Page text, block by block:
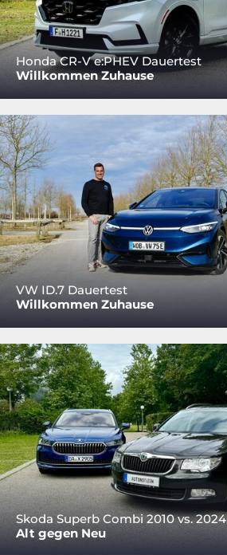
Honda CR-V e:PHEV Dauertest
Willkommen Zuhause
VW ID.7 Dauertest
Willkommen Zuhause
Skoda Superb Combi 2010 vs. 2024
Alt gegen Neu